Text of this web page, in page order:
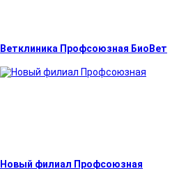
Ветклиника Профсоюзная БиоВет
Новый филиал Профсоюзная